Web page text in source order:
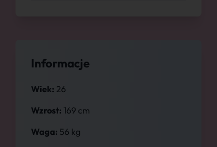
Informacje
Wiek: 26
Wzrost: 169 cm
Waga: 56 kg